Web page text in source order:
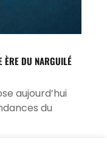
ÈRE DU NARGUILÉ
aujourd’hui
du